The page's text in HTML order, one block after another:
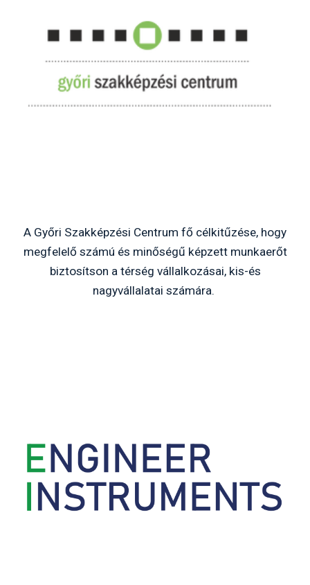
A Győri Szakképzési Centrum fő célkitűzése, hogy
megfelelő számú és minőségű képzett munkaerőt
biztosítson a térség vállalkozásai, kis-és
nagyvállalatai számára.